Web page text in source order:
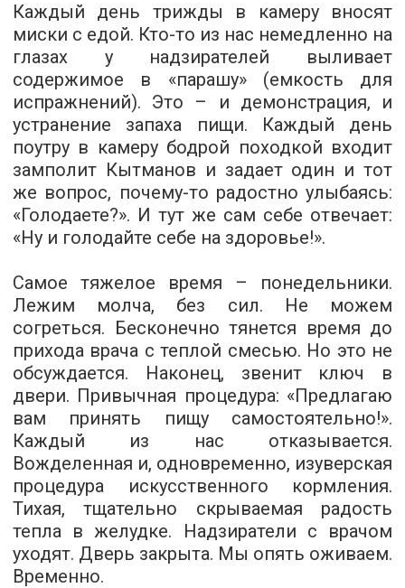
Каждый день трижды в камеру вносят
миски с едой. Кто-­то из нас немедленно на
глазах у надзирателей выливает
содержимое в «парашу» (емкость для
испражнений). Это – и демонстрация, и
устранение запаха пищи. Каждый день
поутру в камеру бодрой походкой входит
замполит Кытманов и задает один и тот
же вопрос, почему-­то радостно улыбаясь:
«Голодаете?». И тут же сам себе отвечает:
«Ну и голодайте себе на здоровье!».
Самое тяжелое время – понедельники.
Лежим молча, без сил. Не можем
согреться. Бесконечно тянется время до
прихода врача с теплой смесью. Но это не
обсуждается. Наконец, звенит ключ в
двери. Привычная процедура: «Предлагаю
вам принять пищу самостоятельно!».
Каждый из нас отказывается.
Вожделенная и, одновременно, изуверская
процедура искусственного кормления.
Тихая, тщательно скрываемая радость
тепла в желудке. Надзиратели с врачом
уходят. Дверь закрыта. Мы опять оживаем.
Временно.